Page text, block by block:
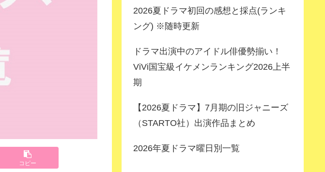
コピー
2026夏ドラマ初回の感想と採点(ランキ
ング) ※随時更新
ドラマ出演中のアイドル俳優勢揃い！
ViVi国宝級イケメンランキング2026上半
期
【2026夏ドラマ】7月期の旧ジャニーズ
（STARTO社）出演作品まとめ
2026年夏ドラマ曜日別一覧